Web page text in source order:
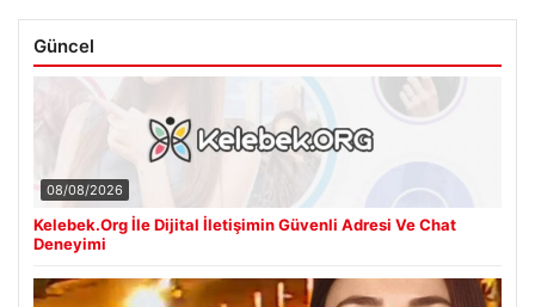
Güncel
08/08/2026
Kelebek.Org İle Dijital İletişimin Güvenli Adresi Ve Chat
Deneyimi